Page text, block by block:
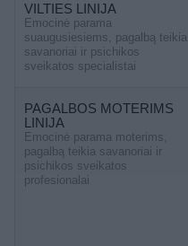
VILTIES LINIJA
Emocinė parama
suaugusiesiems, pagalbą teikia
savanoriai ir psichikos
sveikatos specialistai
PAGALBOS MOTERIMS
LINIJA
Emocinė parama moterims,
pagalbą teikia savanoriai ir
psichikos sveikatos
profesionalai